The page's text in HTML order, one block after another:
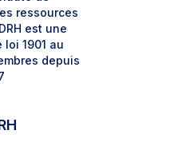
ressources
est une
1901 au
depuis